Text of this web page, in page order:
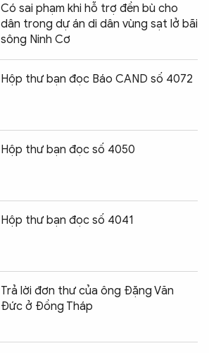
Có sai phạm khi hỗ trợ đền bù cho
dân trong dự án di dân vùng sạt lở bãi
sông Ninh Cơ
Hộp thư bạn đọc Báo CAND số 4072
Hộp thư bạn đọc số 4050
Hộp thư bạn đọc số 4041
Trả lời đơn thư của ông Đặng Văn
Đức ở Đồng Tháp